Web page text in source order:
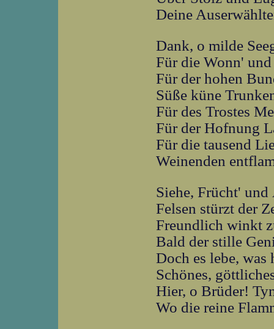
Deine
Dank, o milde
Für die Wonn'
Für der hohen
Süße küne
Für des Trostes
Für der Hofnung
Für die tausend
Weinenden
Siehe, Frücht'
Felsen stürzt der
Freundlich winkt
Bald der stille
Doch es lebe, was
Schönes,
Hier, o Brüder!
Wo die reine